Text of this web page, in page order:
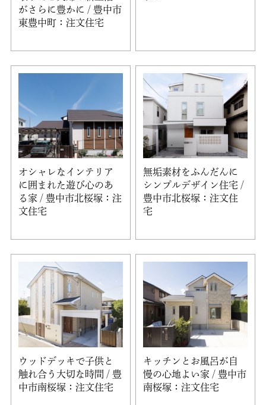
がさらに豊かに / 豊中市
東豊中町：注文住宅
オシャレなインテリア
に囲まれた遊び心のあ
る家 / 豊中市北桜塚：注
文住宅
無垢素材をふんだんに
シンプルデザイン住宅 /
豊中市北桜塚：注文住
宅
ウッドデッキで子供と
触れ合う大切な時間 / 豊
中市南桜塚：注文住宅
キッチンとお風呂が自
慢の心地よい家 / 豊中市
南桜塚：注文住宅